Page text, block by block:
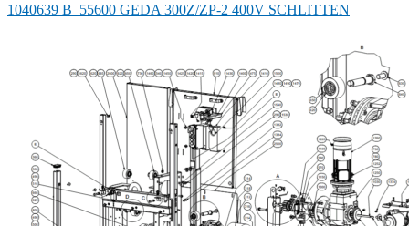
1040639 B_55600 GEDA 300Z/ZP-2 400V SCHLITTEN